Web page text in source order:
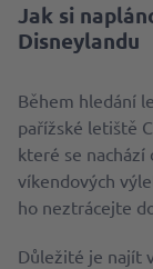
Jak si
Disneylandu
Během hledání
pařížské letiště
které se nachází
víkendových
ho neztrácejte
Důležité je najít